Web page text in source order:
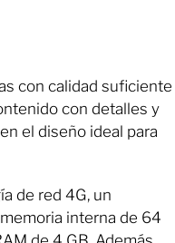
con calidad suficiente
con detalles y
el diseño ideal para
de red 4G, un
interna de 64